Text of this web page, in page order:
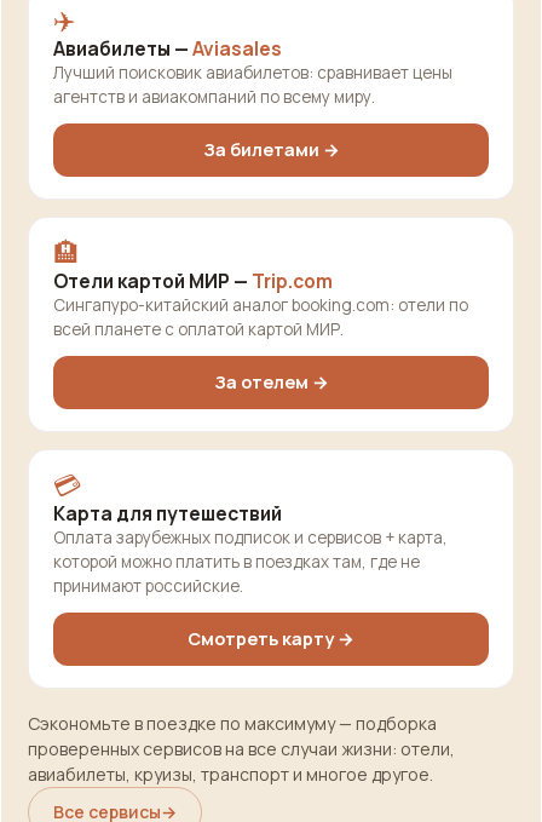
✈️
Авиабилеты —Aviasales
Лучший поисковик авиабилетов: сравнивает цены
агентств и авиакомпаний по всему миру.
За билетами →
🏨
Отели картой МИР — Trip.com
Сингапуро-китайский аналог booking.com: отели по
всей планете с оплатой картой МИР.
За отелем →
💳
Карта для путешествий
Оплата зарубежных подписок и сервисов + карта,
которой можно платить в поездках там, где не
принимают российские.
Смотреть карту →
Сэкономьте в поездке по максимуму — подборка
проверенных сервисов на все случаи жизни: отели,
авиабилеты, круизы, транспорт и многое другое.
Все сервисы→